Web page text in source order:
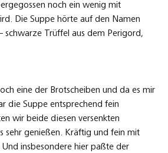
noch ein wenig mit
Die Suppe hörte auf den Namen
schwarze Trüffel aus dem Perigord,
eine der Brotscheiben und da es mir
die Suppe entsprechend fein
wir beide diesen versenkten
sehr genießen. Kräftig und fein mit
insbesondere hier paßte der